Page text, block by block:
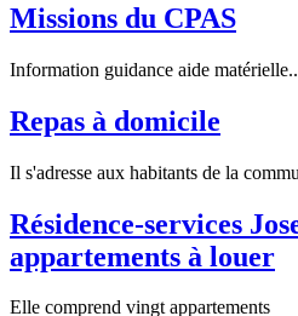
Missions du CPAS
Information guidance aide
Repas à domicile
Il s'adresse aux habitants de la
Résidence-services
appartements à louer
Elle comprend vingt appartements